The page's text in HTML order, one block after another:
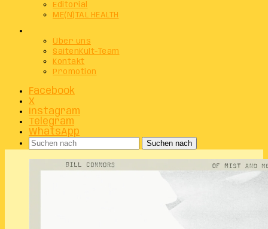
Editorial
ME(N)TAL HEALTH
Über uns
SaitenKult-Team
Kontakt
Promotion
Facebook
X
Instagram
Telegram
WhatsApp
Suchen nach